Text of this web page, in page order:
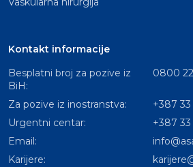
Kontakt informacije
Besplatni broj za pozive iz
BiH:
0800
Za pozive iz inostranstva:
+387 33
Urgentni centar:
+387
Email:
Karijere: